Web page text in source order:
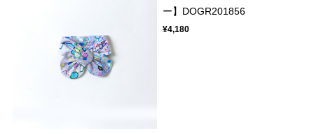
ー】DOGR201856
¥4,180